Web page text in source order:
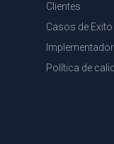
Clientes
Casos de Exito
Política de